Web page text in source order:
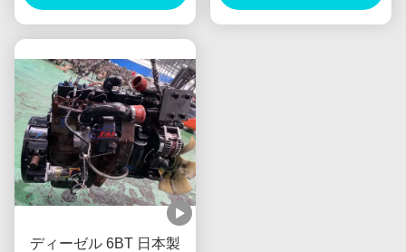
ンダー ヘッド
ングブロック
ディーゼル 6BT 日本製